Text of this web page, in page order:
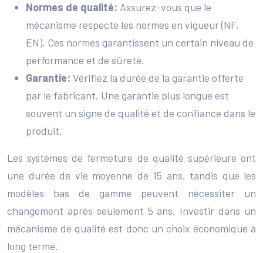
Normes de qualité: Assurez-vous que le
mécanisme respecte les normes en vigueur (NF,
EN). Ces normes garantissent un certain niveau de
performance et de sûreté.
Garantie: Vérifiez la durée de la garantie offerte
par le fabricant. Une garantie plus longue est
souvent un signe de qualité et de confiance dans le
produit.
Les systèmes de fermeture de qualité supérieure ont
une durée de vie moyenne de 15 ans, tandis que les
modèles bas de gamme peuvent nécessiter un
changement après seulement 5 ans. Investir dans un
mécanisme de qualité est donc un choix économique à
long terme.